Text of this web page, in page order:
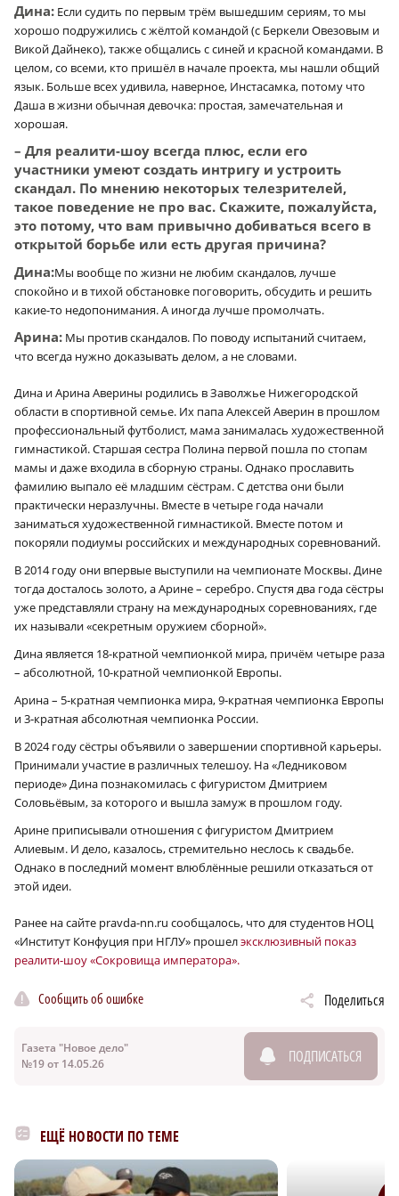
Дина: Если судить по первым трём вышедшим сериям, то мы
хорошо подружились с жёлтой командой (с Беркели Овезовым и
Викой Дайнеко), также общались с синей и красной командами. В
целом, со всеми, кто пришёл в начале проекта, мы нашли общий
язык. Больше всех удивила, наверное, Инстасамка, потому что
Даша в жизни обычная девочка: простая, замечательная и
хорошая.
– Для реалити-шоу всегда плюс, если его
участники умеют создать интригу и устроить
скандал. По мнению некоторых телезрителей,
такое поведение не про вас. Скажите, пожалуйста,
это потому, что вам привычно добиваться всего в
открытой борьбе или есть другая причина?
Дина:Мы вообще по жизни не любим скандалов, лучше
спокойно и в тихой обстановке поговорить, обсудить и решить
какие-то недопонимания. А иногда лучше промолчать.
Арина: Мы против скандалов. По поводу испытаний считаем,
что всегда нужно доказывать делом, а не словами.
Дина и Арина Аверины родились в Заволжье Нижегородской
области в спортивной семье. Их папа Алексей Аверин в прошлом
профессиональный футболист, мама занималась художественной
гимнастикой. Старшая сестра Полина первой пошла по стопам
мамы и даже входила в сборную страны. Однако прославить
фамилию выпало её младшим сёстрам. С детства они были
практически неразлучны. Вместе в четыре года начали
заниматься художественной гимнастикой. Вместе потом и
покоряли подиумы российских и международных соревнований.
В 2014 году они впервые выступили на чемпионате Москвы. Дине
тогда досталось золото, а Арине – серебро. Спустя два года сёстры
уже представляли страну на международных соревнованиях, где
их называли «секретным оружием сборной».
Дина является 18-кратной чемпионкой мира, причём четыре раза
– абсолютной, 10-кратной чемпионкой Европы.
Арина – 5‑кратная чемпионка мира, 9‑кратная чемпионка Европы
и 3‑кратная абсолютная чемпионка России.
В 2024 году сёстры объявили о завершении спортивной карьеры.
Принимали участие в различных телешоу. На «Ледниковом
периоде» Дина познакомилась с фигуристом Дмитрием
Соловьёвым, за которого и вышла замуж в прошлом году.
Арине приписывали отношения с фигуристом Дмитрием
Алиевым. И дело, казалось, стремительно неслось к свадьбе.
Однако в последний момент влюблённые решили отказаться от
этой идеи.
Ранее на сайте pravda-nn.ru сообщалось, что для студентов НОЦ
«Институт Конфуция при НГЛУ» прошелэксклюзивный показ
реалити-шоу «Сокровища императора».
Сообщить об ошибке Поделиться
Газета "Новое дело"
№19 от 14.05.26
ПОДПИСАТЬСЯ
ЕЩЁ НОВОСТИ ПО ТЕМЕ